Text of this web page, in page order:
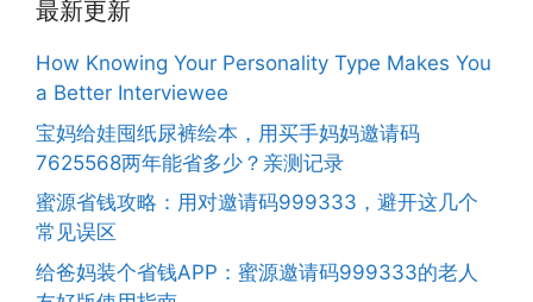
最新更新
How Knowing Your Personality Type Makes You
a Better Interviewee
宝妈给娃囤纸尿裤绘本，用买手妈妈邀请码
7625568两年能省多少？亲测记录
蜜源省钱攻略：用对邀请码999333，避开这几个
常见误区
给爸妈装个省钱APP：蜜源邀请码999333的老人